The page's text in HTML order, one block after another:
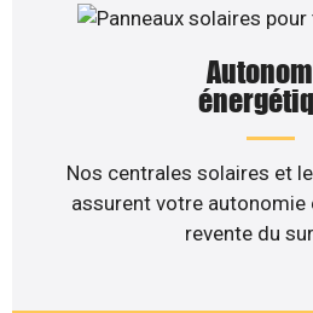
Nos centrales solaires et
assurent votre autonomie
revente du